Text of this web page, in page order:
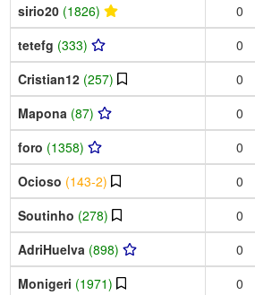
sirio20 (1826) 0
tetefg (333) 0
Cristian12 (257) 0
Mapona (87) 0
foro (1358) 0
Ocioso (143-2) 0
Soutinho (278) 0
AdriHuelva (898) 0
Monigeri (1971) 0